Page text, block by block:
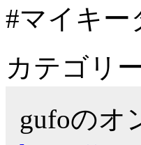
#マイキー
カテゴリ
gufoのオ